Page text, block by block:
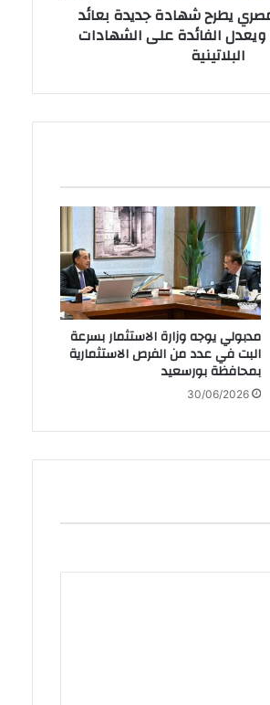
يطرح شهادة جديدة بعائد
19.5% ويعدل الفائدة على الشهادات
البلاتينية
مدبولي يوجه وزارة الاستثمار بسرعة
البت في عدد من الفرص الاستثمارية
بمحافظة بورسعيد
30/06/2026